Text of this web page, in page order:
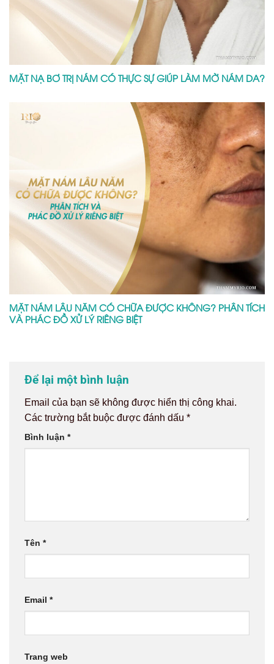
MẶT NẠ BƠ TRỊ NÁM CÓ THỰC SỰ GIÚP LÀM MỜ NÁM DA?
MẶT NÁM LÂU NĂM CÓ CHỮA ĐƯỢC KHÔNG? PHÂN TÍCH
VÀ PHÁC ĐỒ XỬ LÝ RIÊNG BIỆT
Để lại một bình luận
Email của bạn sẽ không được hiển thị công khai.
Các trường bắt buộc được đánh dấu *
Bình luận *
Tên *
Email *
Trang web